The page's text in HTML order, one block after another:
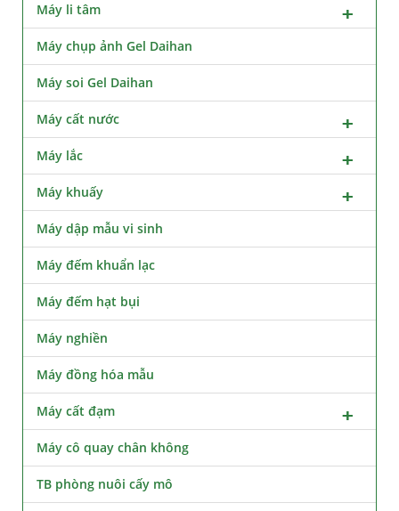
Máy li tâm
Máy chụp ảnh Gel Daihan
Máy soi Gel Daihan
Máy cất nước
Máy lắc
Máy khuấy
Máy dập mẫu vi sinh
Máy đếm khuẩn lạc
Máy đếm hạt bụi
Máy nghiền
Máy đồng hóa mẫu
Máy cất đạm
Máy cô quay chân không
TB phòng nuôi cấy mô